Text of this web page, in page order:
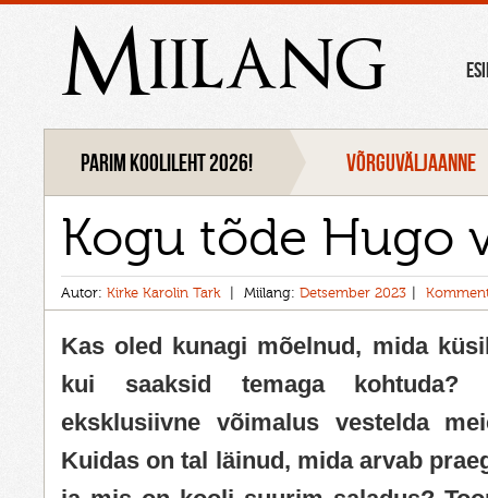
Miilang
Parim koolileht 2026! VÕRGUVÄLJAANNE
Kogu tõde Hugo
Autor: Kirke Karolin Tark Miilang: Detsember 2023
Kas oled kunagi mõelnud, mida
kui saaksid temaga kohtuda?
eksklusiivne võimalus vestelda
Kuidas on tal läinud, mida arvab